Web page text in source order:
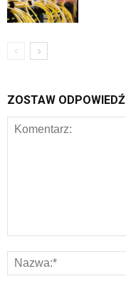
ZOSTAW ODPOWIEDŹ